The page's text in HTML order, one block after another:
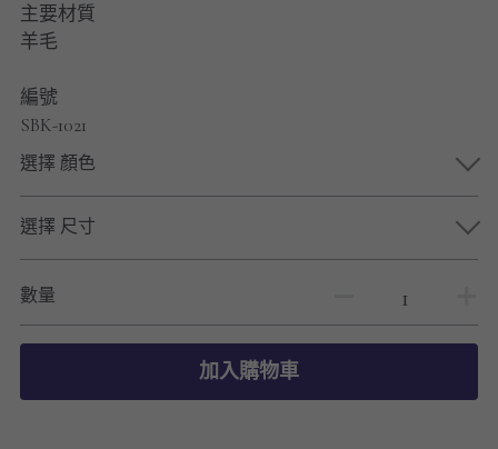
主要材質
羊毛
編號
SBK-1021
選擇 顏色
選擇 尺寸
數量
加入購物車
男士長袖恤衫
限時促銷
男裝